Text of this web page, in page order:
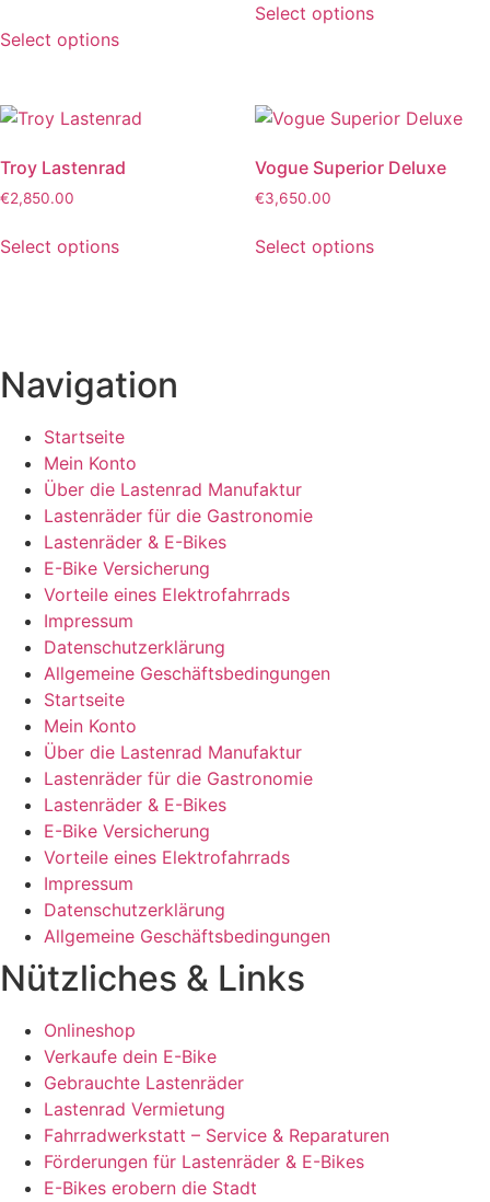
Select options
Select options
Troy Lastenrad
€2,850.00
Select options
Vogue Superior Deluxe
€3,650.00
Select options
Navigation
Startseite
Mein Konto
Über die Lastenrad Manufaktur
Lastenräder für die Gastronomie
Lastenräder & E-Bikes
E-Bike Versicherung
Vorteile eines Elektrofahrrads
Impressum
Datenschutzerklärung
Allgemeine Geschäftsbedingungen
Startseite
Mein Konto
Über die Lastenrad Manufaktur
Lastenräder für die Gastronomie
Lastenräder & E-Bikes
E-Bike Versicherung
Vorteile eines Elektrofahrrads
Impressum
Datenschutzerklärung
Allgemeine Geschäftsbedingungen
Nützliches & Links
Onlineshop
Verkaufe dein E-Bike
Gebrauchte Lastenräder
Lastenrad Vermietung
Fahrradwerkstatt – Service & Reparaturen
Förderungen für Lastenräder & E-Bikes
E-Bikes erobern die Stadt